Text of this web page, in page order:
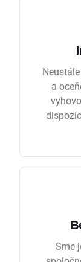
a
Sme